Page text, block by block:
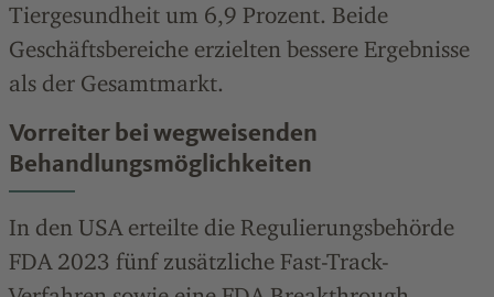
Tiergesundheit um 6,9 Prozent. Beide
Geschäftsbereiche erzielten bessere Ergebnisse
als der Gesamtmarkt.
Vorreiter bei wegweisenden
Behandlungsmöglichkeiten
In den USA erteilte die Regulierungsbehörde
FDA 2023 fünf zusätzliche Fast-Track-